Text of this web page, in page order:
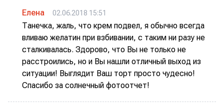
Елена 02.06.2018 15:51
Танечка, жаль, что крем подвел, я обычно всегда
вливаю желатин при взбивании, с таким ни разу не
сталкивалась. Здорово, что Вы не только не
расстроились, но и Вы нашли отличный выход из
ситуации! Выглядит Ваш торт просто чудесно!
Спасибо за солнечный фотоотчет!